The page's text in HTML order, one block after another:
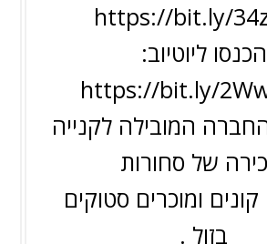
https://bit.ly/
הכנסו ליוטיוב:
https://bit.ly/
המובילה לקנייה
של סחורות
ומוכרים סטוקים
בזול .